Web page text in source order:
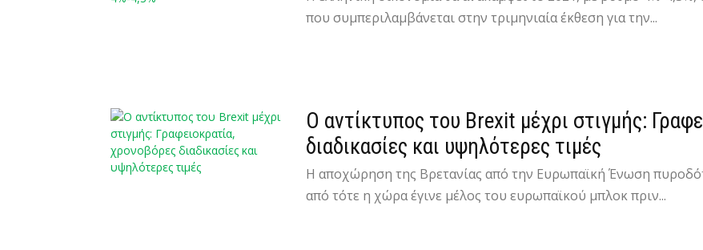
που συμπεριλαμβάνεται στην τριμηνιαία έκθεση για την...
Ο αντίκτυπος του Brexit μέχρι στιγμής:
διαδικασίες και υψηλότερες τιμές
Η αποχώρηση της Βρετανίας από την Ευρωπαϊκή Ένωση
από τότε η χώρα έγινε μέλος του ευρωπαϊκού μπλοκ πριν...